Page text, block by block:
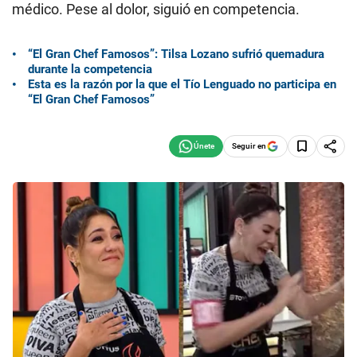
médico. Pese al dolor, siguió en competencia.
“El Gran Chef Famosos”: Tilsa Lozano sufrió quemadura
durante la competencia
Esta es la razón por la que el Tío Lenguado no participa en
“El Gran Chef Famosos”
Seguir en